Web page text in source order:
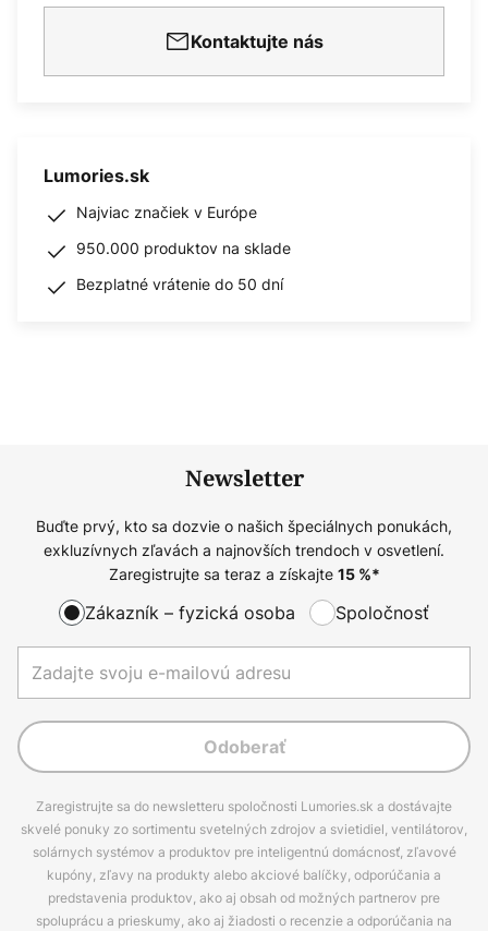
Kontaktujte nás
Lumories.sk
Najviac značiek v Európe
950.000 produktov na sklade
Bezplatné vrátenie do 50 dní
Newsletter
Buďte prvý, kto sa dozvie o našich špeciálnych ponukách,
exkluzívnych zľavách a najnovších trendoch v osvetlení.
Zaregistrujte sa teraz a získajte 15%*
Zákazník – fyzická osoba Spoločnosť
Odoberať
Zaregistrujte sa do newsletteru spoločnosti Lumories.sk a dostávajte
skvelé ponuky zo sortimentu svetelných zdrojov a svietidiel, ventilátorov,
solárnych systémov a produktov pre inteligentnú domácnosť, zľavové
kupóny, zľavy na produkty alebo akciové balíčky, odporúčania a
predstavenia produktov, ako aj obsah od možných partnerov pre
spoluprácu a prieskumy, ako aj žiadosti o recenzie a odporúčania na